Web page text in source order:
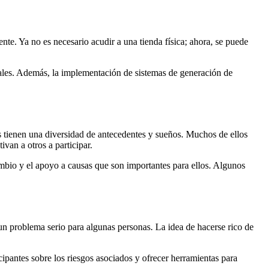
Ya no es necesario acudir a una tienda física; ahora, se puede
Además, la implementación de sistemas de generación de
una diversidad de antecedentes y sueños. Muchos de ellos
a otros a participar.
y el apoyo a causas que son importantes para ellos. Algunos
serio para algunas personas. La idea de hacerse rico de
sobre los riesgos asociados y ofrecer herramientas para